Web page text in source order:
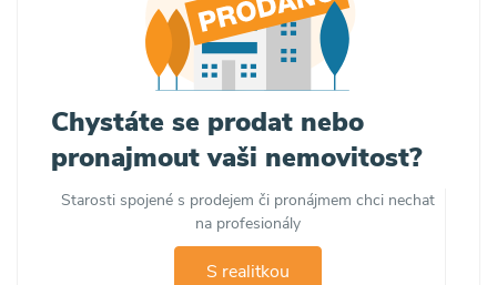
Chystáte se prodat nebo
pronajmout vaši nemovitost?
Starosti spojené s prodejem či pronájmem chci nechat
na profesionály
S realitkou